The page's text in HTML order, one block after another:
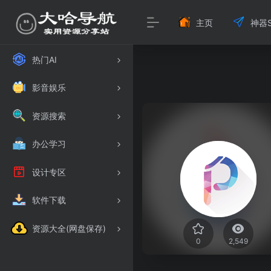
热门AI
影音娱乐
资源搜索
办公学习
设计专区
软件下载
资源大全(网盘保存)
主页 神器
0 2,549